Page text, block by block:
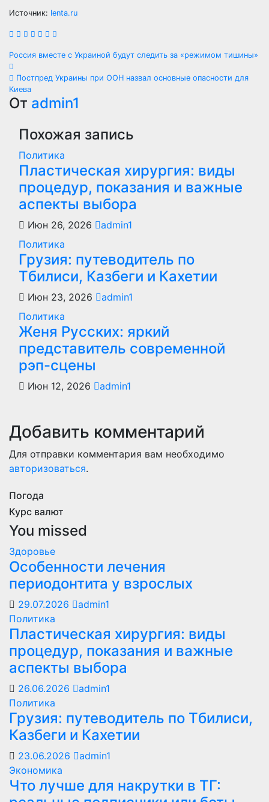
Источник: lenta.ru
Навигация
по
записям
Россия вместе с Украиной будут следить за «режимом тишины»
Постпред Украины при ООН назвал основные опасности для
Киева
От admin1
Похожая запись
Политика
Пластическая хирургия: виды
процедур, показания и важные
аспекты выбора
Июн 26, 2026
admin1
Политика
Грузия: путеводитель по
Тбилиси, Казбеги и Кахетии
Июн 23, 2026
admin1
Политика
Женя Русских: яркий
представитель современной
рэп-сцены
Июн 12, 2026 admin1
Добавить комментарий
Для отправки комментария вам необходимо
авторизоваться.
Погода
Курс валют
You missed
Здоровье
Особенности лечения
периодонтита у взрослых
29.07.2026
admin1
Политика
Пластическая хирургия: виды
процедур, показания и важные
аспекты выбора
26.06.2026
admin1
Политика
Грузия: путеводитель по Тбилиси,
Казбеги и Кахетии
23.06.2026
admin1
Экономика
Что лучше для накрутки в ТГ: